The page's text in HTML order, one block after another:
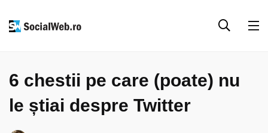
6 chestii pe care (poate) nu
le știai despre Twitter